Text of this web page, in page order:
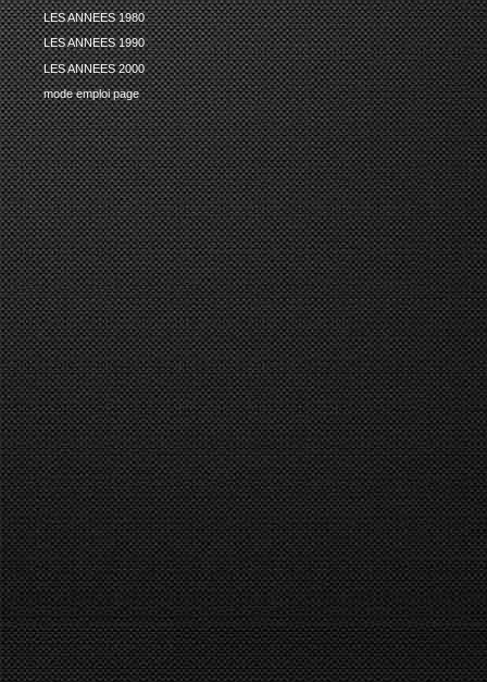
LES ANNEES 1980
LES ANNEES 1990
LES ANNEES 2000
mode emploi page